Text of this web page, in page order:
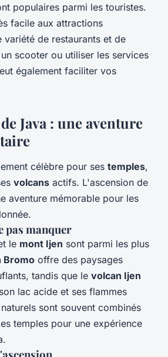
populaires parmi les touristes.
facile aux attractions
variété de restaurants et de
scooter ou utiliser les services
également faciliter vos
Java : une aventure
célèbre pour ses temples,
volcans actifs. L'ascension de
aventure mémorable pour les
pas manquer
le mont Ijen sont parmi les plus
Bromo offre des paysages
tandis que le volcan Ijen
lac acide et ses flammes
sont souvent combinés
temples pour une expérience